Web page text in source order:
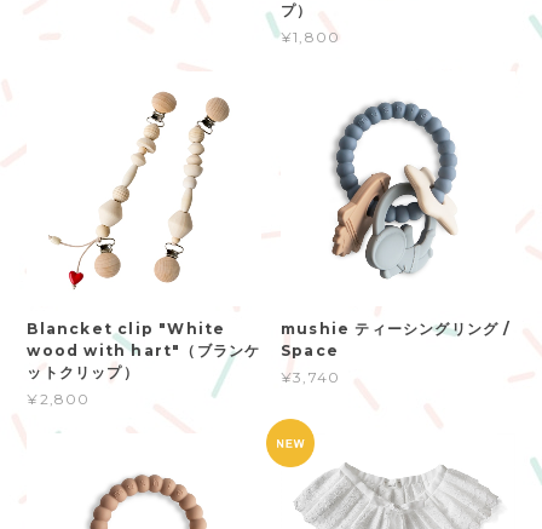
プ）
¥1,800
Blancket clip "White
wood with hart"（ブランケ
ットクリップ）
¥2,800
mushie ティーシングリング /
Space
¥3,740